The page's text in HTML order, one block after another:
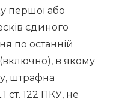
першої або
єдиного
по останній
в якому
штрафна
ст. 122 ПКУ, не